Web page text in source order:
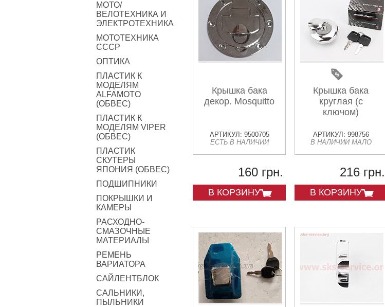
МОТО/
ВЕЛОТЕХНИКА И
ЭЛЕКТРОТЕХНИКА
МОТОТЕХНИКА
СССР
ОПТИКА
ПЛАСТИК К
МОДЕЛЯМ
ALFAMOTO
(ОБВЕС)
ПЛАСТИК К
МОДЕЛЯМ VIPER
(ОБВЕС)
ПЛАСТИК
СКУТЕРЫ
ЯПОНИЯ (ОБВЕС)
ПОДШИПНИКИ
ПОКРЫШКИ И
КАМЕРЫ
РАСХОДНО-
СМАЗОЧНЫЕ
МАТЕРИАЛЫ
РЕМЕНЬ
ВАРИАТОРА
САЙЛЕНТБЛОК
САЛЬНИКИ,
ПЫЛЬНИКИ
Крышка бака
декор. Mosquitto
АРТИКУЛ: 9500705
ЕСТЬ В НАЛИЧИИ
160 грн.
В КОРЗИНУ
Крышка бака
круглая (с
ключом)
АРТИКУЛ: 998756
В НАЛИЧИИ МАЛО
216 грн.
В КОРЗИНУ